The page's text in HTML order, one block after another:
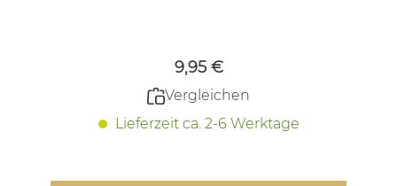
9,95 €
Vergleichen
Lieferzeit ca. 2-6 Werktage